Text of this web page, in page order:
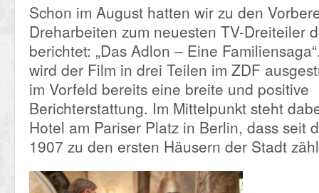
Schon im August hatten wir zu den
Dreharbeiten zum neuesten TV-Dreiteiler
berichtet: „Das Adlon – Eine
wird der Film in drei Teilen im ZDF
im Vorfeld bereits eine breite und positive
Berichterstattung. Im Mittelpunkt steht
Hotel am Pariser Platz in Berlin, dass seit
1907 zu den ersten Häusern der Stadt